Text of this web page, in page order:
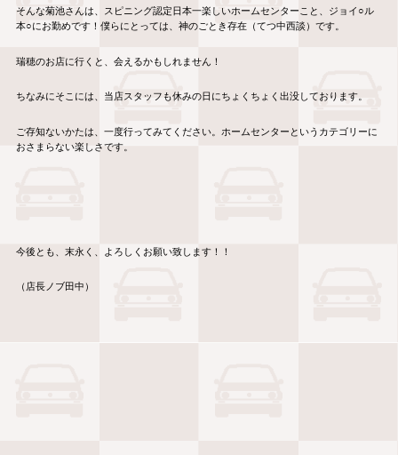
そんな菊池さんは、スピニング認定日本一楽しいホームセンターこと、ジョイ○ル
本○にお勤めです！僕らにとっては、神のごとき存在（てつ中西談）です。
瑞穂のお店に行くと、会えるかもしれません！
ちなみにそこには、当店スタッフも休みの日にちょくちょく出没しております。
ご存知ないかたは、一度行ってみてください。ホームセンターというカテゴリーに
おさまらない楽しさです。
今後とも、末永く、よろしくお願い致します！！
（店長ノブ田中）